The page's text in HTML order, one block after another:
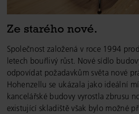
Ze starého nové.
Společnost založená v roce 1994
letech bouřlivý růst. Nové sídlo
odpovídat požadavkům světa nové
Hohenzellu se ukázala jako ideální
kancelářské budovy vyrostla zbrusu
existující skladiště však bylo možné